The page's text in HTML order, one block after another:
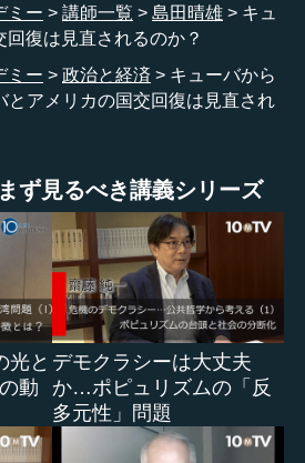
10月22日のことです。しかも、大
、ミサイルを積んだ多くのソ連の
ン状に接近しているということも
日手に汗握りながら、新聞とテレビ
どうなってしまうんだ、と思った
、目の前から立ち去らないのであ
を持って攻撃する。さあどうなる
弾頭を積んだミサイルが設置され
固唾（かたず）をのんで、その瞬
書記はニキータ・フルシチョフ
とにらみあった後、10月28日によ
。このとき、世界は核戦争の恐怖
ミー 講師一覧 島田晴雄
キュ
復は見直されるのか？
ミー
政治と経済
キューバから
とアメリカの国交回復は見直され
ず見るべき講義シリーズ
光と
動
デモクラシーは大丈夫
か…ポピュリズムの「反
多元性」問題